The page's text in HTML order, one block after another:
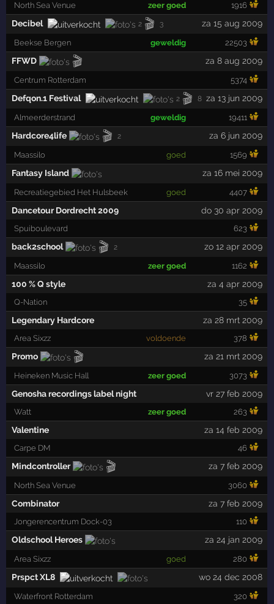
North Sea Venue zeer goed 1916
Decibel 2 🎬 3 za 15 aug 2009
Beekse Bergen geweldig 22503
FFWD 🎬 za 8 aug 2009
Centrum Rotterdam 5374
Defqon.1 Festival 2 🎬 8 za 13 jun 2009
Almeerderstrand geweldig 19411
Hardcore4life 🎬 2 za 6 jun 2009
Maassilo goed 1569
Fantasy Island za 16 mei 2009
Recreatiegebied Het Hulsbeek goed 4407
Dancetour Dordrecht 2009 do 30 apr 2009
Spuiboulevard 623
back2school 🎬 2 zo 12 apr 2009
Maassilo zeer goed 1162
100 % Q style za 4 apr 2009
Q-Nation 35
Legendary Hardcore za 28 mrt 2009
Area Sixzz voldoende 378
Promo 🎬 za 21 mrt 2009
Heineken Music Hall zeer goed 3073
Genosha recordings label night vr 27 feb 2009
Watt zeer goed 263
Valentine za 14 feb 2009
Carpe DM 46
Mindcontroller 🎬 za 7 feb 2009
North Sea Venue 3060
Combinator za 7 feb 2009
Jongerencentrum Dock-03 110
Oldschool Heroes za 24 jan 2009
Area Sixzz goed 280
Prspct XL8 wo 24 dec 2008
Waterfront Rotterdam 320